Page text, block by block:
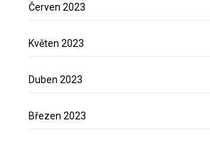
Červen 2023
Květen 2023
Duben 2023
Březen 2023